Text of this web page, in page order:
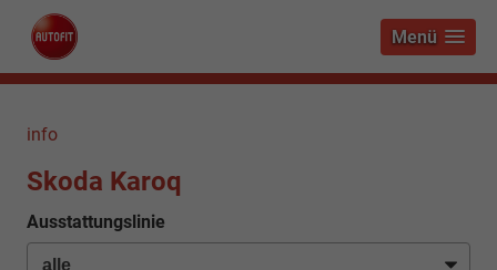
Menü
info
Skoda Karoq
Ausstattungslinie